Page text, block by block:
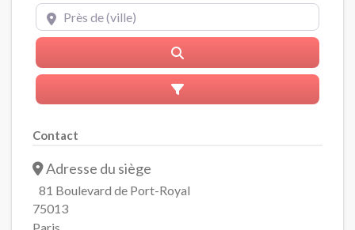
Près de (ville)
Advanced Filters
Contact
Adresse du siège
81 Boulevard de Port-Royal
75013